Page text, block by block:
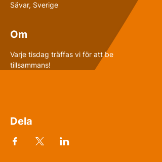
Sävar, Sverige
Om
Varje tisdag träffas vi för att be
tillsammans!
Dela